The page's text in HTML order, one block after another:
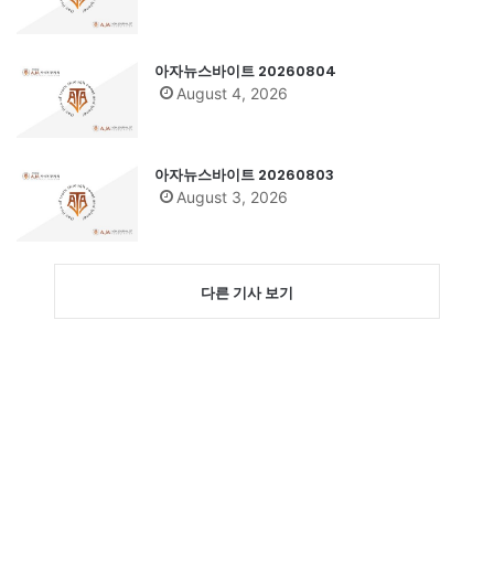
아자뉴스바이트 20260804
August 4, 2026
아자뉴스바이트 20260803
August 3, 2026
다른 기사 보기